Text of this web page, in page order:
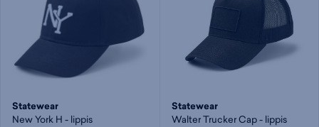
Statewear
New York H - lippis
Statewear
Walter Trucker Cap - lippis